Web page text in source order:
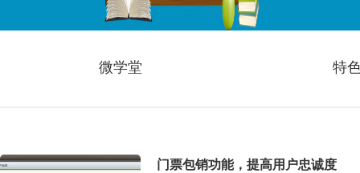
微学堂 特
门票包销功能，提高用户忠诚度